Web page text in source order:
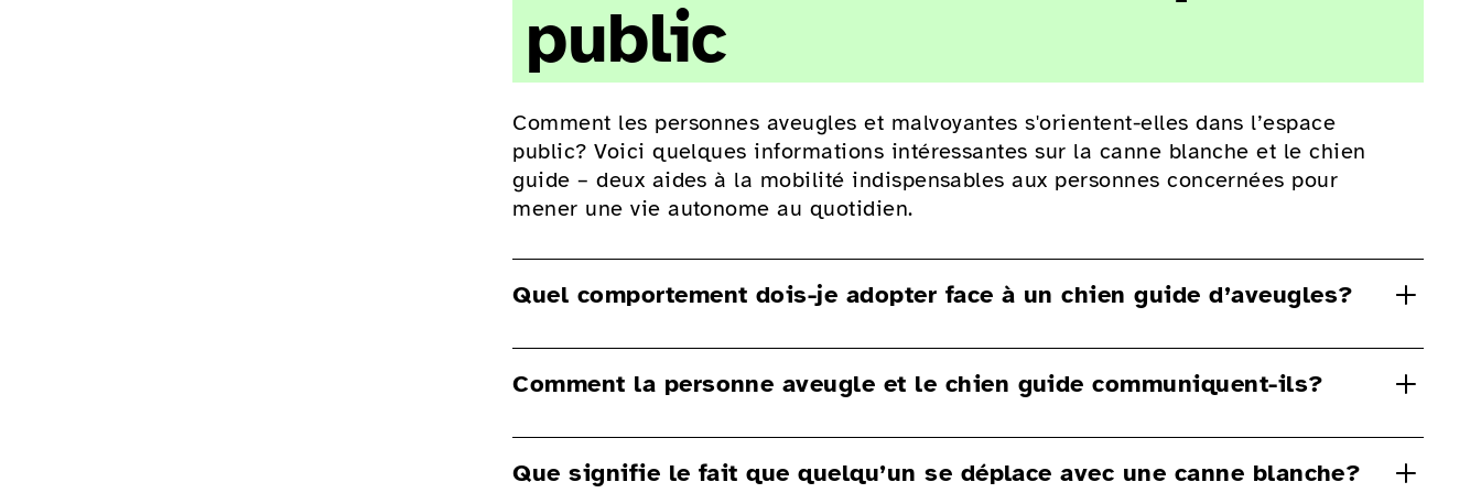
Le cas échéant, personnes en situation de handicap (terme juridiquement moins
Les désignations qui mettent l’accent sur le handicap, telles que «les aveugles et
malvoyants» (comme substantif), sont à éviter. De même, les expressions évasives
telles que «besoins particuliers», car elles donnent l’impression que le handicap
public
Comment les personnes aveugles et malvoyantes s'orientent-elles dans l’espace
public? Voici quelques informations intéressantes sur la canne blanche et le chien
guide – deux aides à la mobilité indispensables aux personnes concernées pour
mener une vie autonome au quotidien.
Quel comportement dois-je adopter face à un chien guide d’aveugles?
Lorsqu’il porte son harnais, le chien guide est au travail et il ne faut surtout pas le
personne avec un chien guide et que vous souhaitez entrer en contact avec le chien,
demandez toujours la permission.
Comment la personne aveugle et le chien guide communiquent-ils?
Au terme de sa formation, le chien guide connaît une trentaine d’ordres. Pour éviter
Que signifie le fait que quelqu’un se déplace avec une canne blanche?